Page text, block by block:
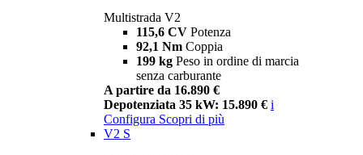
Multistrada V2
115,6 CV Potenza
92,1 Nm Coppia
199 kg Peso in ordine di marcia
senza carburante
A partire da 16.890 €
Depotenziata 35 kW: 15.890 € i
Configura Scopri di più
V2 S